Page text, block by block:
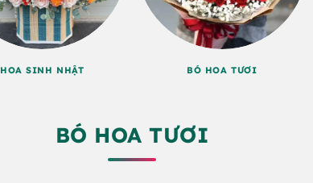
HOA SINH NHẬT BÓ HOA TƯƠI
BÓ HOA TƯƠI